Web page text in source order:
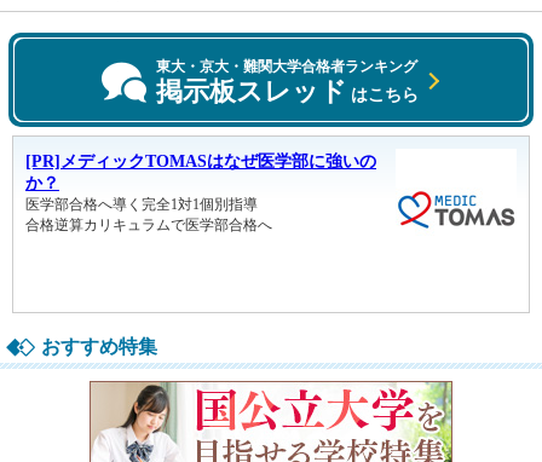
東大・京大・難関大学合格者ランキング
掲示板スレッド はこちら
おすすめ特集